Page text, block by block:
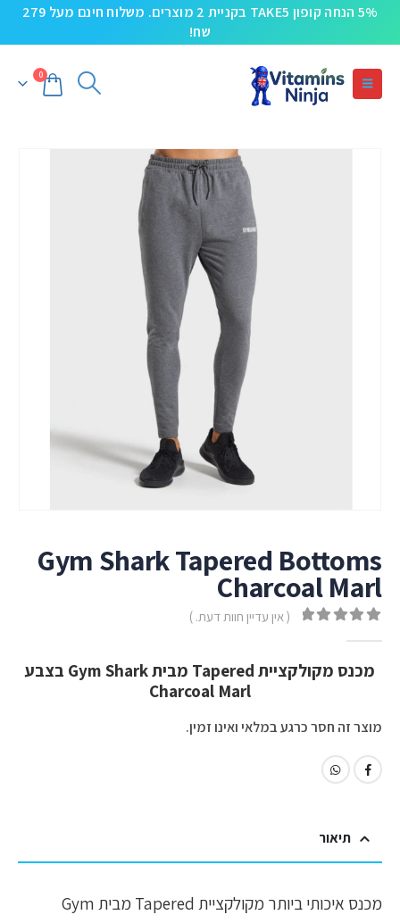
5% הנחה קופון TAKE5 בקניית 2 מוצרים. משלוח חינם מעל 279
שח!
0
Gym Shark Tapered Bottoms
Charcoal Marl
( אין עדיין חוות דעת. )
מכנס מקולקציית Tapered מבית Gym Shark בצבע
Charcoal Marl
מוצר זה חסר כרגע במלאי ואינו זמין.
תיאור
מכנס איכותי ביותר מקולקציית Tapered מבית Gym